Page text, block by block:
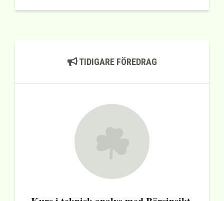
TIDIGARE FÖREDRAG